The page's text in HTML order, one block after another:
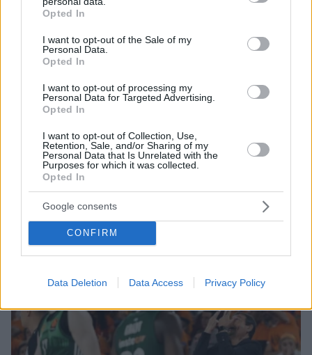
grant or deny consent to Google and its third-party tags to
use your data for below specified purposes in below Google
consent section.
Opted In
I want to opt-out of the Sale of my
Personal Data.
Opted In
I want to opt-out of processing my
Personal Data for Targeted Advertising.
Opted In
I want to opt-out of Collection, Use,
Retention, Sale, and/or Sharing of my
Personal Data that Is Unrelated with the
Purposes for which it was collected.
Opted In
Google consents
CONFIRM
Data Deletion Data Access Privacy Policy
Λεσόρ μετά τον αποκλεισμό από το Final 4: «Δεν
επιτρέπεται αυτή η εικόνα όταν φοράς τη φανέλα του
Παναθηναϊκού»
14.05.2026, 00:58